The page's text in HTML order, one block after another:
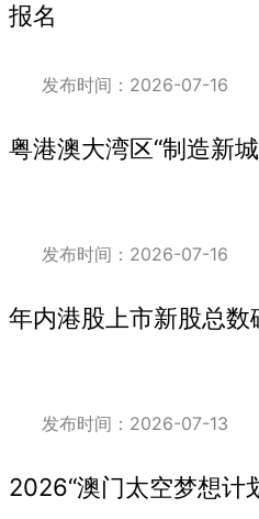
报名
发布时间：2026-07-16
粤港澳大湾区“制造新
发布时间：2026-07-16
年内港股上市新股总
发布时间：2026-07-13
2026“澳门太空梦想计